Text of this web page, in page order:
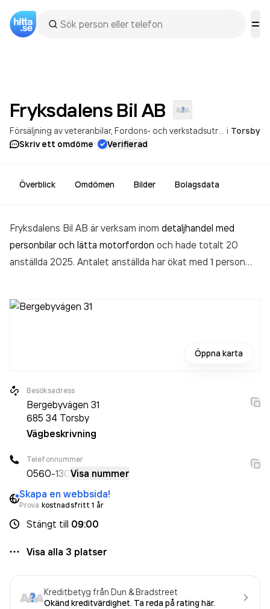
Fryksdalens Bil AB
Försäljning av veteranbilar Fordons- och verkstadsutrustningar i Torsby
Skriv ett omdöme· Verifierad
Överblick Omdömen Bilder Bolagsdata
Fryksdalens Bil AB är verksam inom detaljhandel med
personbilar och lätta motorfordon och hade totalt 20
anställda 2025. Antalet anställda har ökat med 1 person
Fryksdalens Bil ABomsatte 87 984 000,00 kr
Öppna karta
Besöksadress
Bergebyvägen 31
685 34 Torsby
Vägbeskrivning
Telefonnummer
0560-130Visa nummer
Skapa en webbsida!
Prova kostnadsfritt 1 år
Stängt till 09:00
Visa alla 3 platser
Kreditbetyg från Dun & Bradstreet
Okänd kreditvärdighet. Ta reda på rating här.